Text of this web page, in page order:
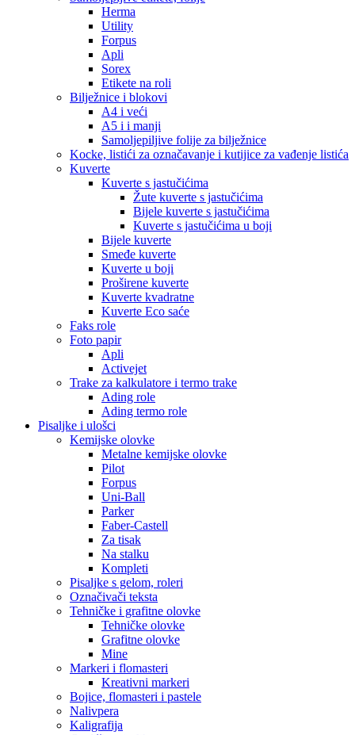
Herma
Utility
Forpus
Apli
Sorex
Etikete na roli
Bilježnice i blokovi
A4 i veći
A5 i i manji
Samoljepiljive folije za bilježnice
Kocke, listići za označavanje i kutijice za vađenje listića
Kuverte
Kuverte s jastučićima
Žute kuverte s jastučićima
Bijele kuverte s jastučićima
Kuverte s jastučićima u boji
Bijele kuverte
Smeđe kuverte
Kuverte u boji
Proširene kuverte
Kuverte kvadratne
Kuverte Eco saće
Faks role
Foto papir
Apli
Activejet
Trake za kalkulatore i termo trake
Ading role
Ading termo role
Pisaljke i ulošci
Kemijske olovke
Metalne kemijske olovke
Pilot
Forpus
Uni-Ball
Parker
Faber-Castell
Za tisak
Na stalku
Kompleti
Pisaljke s gelom, roleri
Označivači teksta
Tehničke i grafitne olovke
Tehničke olovke
Grafitne olovke
Mine
Markeri i flomasteri
Kreativni markeri
Bojice, flomasteri i pastele
Nalivpera
Kaligrafija